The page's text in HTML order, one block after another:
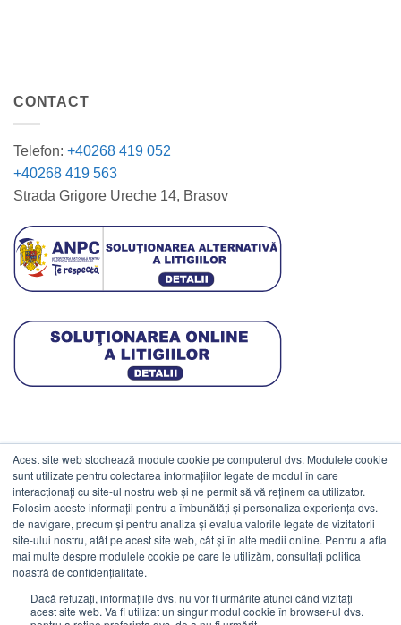
Acest site web stochează module cookie pe computerul dvs. Modulele cookie
sunt utilizate pentru colectarea informațiilor legate de modul în care
interacționați cu site-ul nostru web și ne permit să vă reținem ca utilizator.
Folosim aceste informații pentru a îmbunătăți și personaliza experiența dvs.
de navigare, precum și pentru analiza și evalua valorile legate de vizitatorii
site-ului nostru, atât pe acest site web, cât și în alte medii online. Pentru a afla
mai multe despre modulele cookie pe care le utilizăm, consultați politica
noastră de confidențialitate.
Dacă refuzați, informațiile dvs. nu vor fi urmărite atunci când vizitați
acest site web. Va fi utilizat un singur modul cookie în browser-ul dvs.
CONTACT
Telefon: +40268 419 052
+40268 419 563
Strada Grigore Ureche 14, Brasov
DATE COMERCIALE
ESTICO S.R.L.
CIF: RO1094402.
Reg.Com: J08/469/1991.